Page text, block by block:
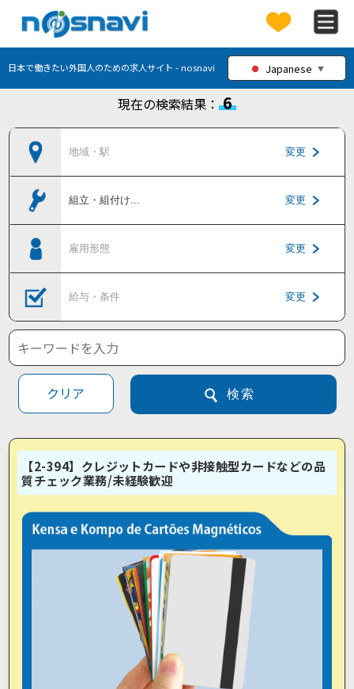
日本で働きたい外国人のための求人サイト - nosnavi Japanese ▼
現在の検索結果： 6
地域・駅 変更
組立・組付け... 変更
雇用形態 変更
給与・条件 変更
クリア 検索
【2-394】クレジットカードや非接触型カードなどの品
質チェック業務/未経験歓迎